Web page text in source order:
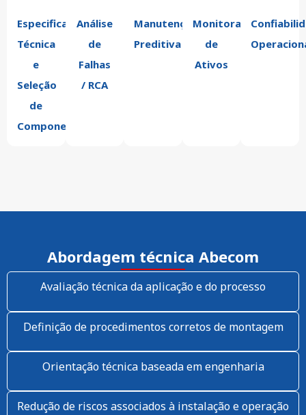
Especificação
Técnica
e
Seleção
de
Componentes
Análise
de
Falhas
/ RCA
Manutenção
Preditiva
Monitoramento
de
Ativos
Abordagem técnica Abecom
Avaliação técnica da aplicação e do processo
Definição de procedimentos corretos de montagem
Orientação técnica baseada em engenharia
Redução de riscos associados à instalação e operação